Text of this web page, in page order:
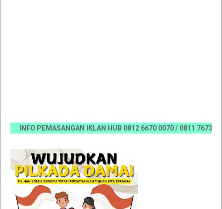
INFO PEMASANGAN IKLAN HUB 0812 6670 0070 / 0811 7673 35,